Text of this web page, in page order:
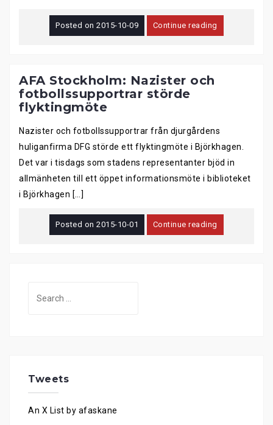
Posted on2015-10-09 Continue reading
AFA Stockholm: Nazister och
fotbollssupportrar störde
flyktingmöte
Nazister och fotbollssupportrar från djurgårdens
huliganfirma DFG störde ett flyktingmöte i Björkhagen.
Det var i tisdags som stadens representanter bjöd in
allmänheten till ett öppet informationsmöte i biblioteket
i Björkhagen […]
Posted on2015-10-01 Continue reading
for:
Tweets
An X List by afaskane